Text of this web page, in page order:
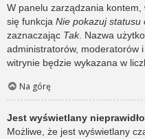
W panelu zarządzania kontem,
się funkcja Nie pokazuj statusu
zaznaczając Tak. Nazwa
administratorów, moderatorów
witrynie będzie wykazana w
Na górę
Jest wyświetlany
Możliwe, że jest wyświetlany